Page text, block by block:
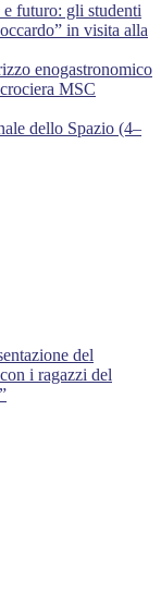
e futuro: gli studenti
in visita alla
enogastronomico
MSC
dello Spazio (4–
del
i ragazzi del